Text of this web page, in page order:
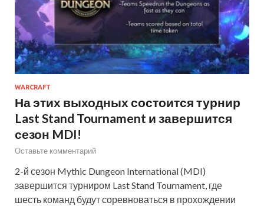
WARCRAFT
На этих выходных состоится турнир
Last Stand Tournament и завершится
сезон MDI!
Оставьте комментарий
2-й сезон Mythic Dungeon International (MDI)
завершится турниром Last Stand Tournament, где
шесть команд будут соревноваться в прохождении